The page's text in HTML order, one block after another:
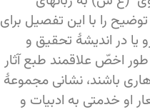
را با این تفصیل برای
یا در اندیشۀ تحقیق و
طور اخصّ علاقمند طبع آثار
باشند، نشانی مجموعۀ
او خدمتی به ادبیات و